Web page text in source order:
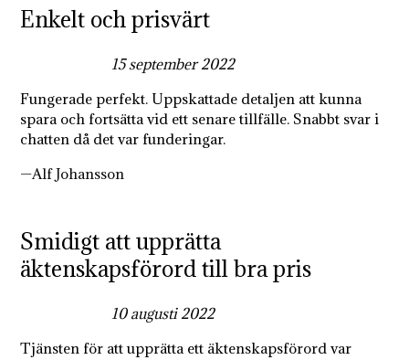
Enkelt och prisvärt
15 september 2022
Fungerade perfekt. Uppskattade detaljen att kunna
spara och fortsätta vid ett senare tillfälle. Snabbt svar i
chatten då det var funderingar.
Alf Johansson
Smidigt att upprätta
äktenskapsförord till bra pris
10 augusti 2022
Tjänsten för att upprätta ett äktenskapsförord var